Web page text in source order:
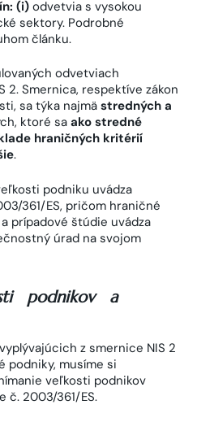
(i) odvetvia s vysokou
sektory. Podrobné
článku.
odvetviach
2. Smernica, respektíve zákon
sa týka najmästredných a
ktoré sa ako stredné
hraničných kritérií
.
podniku uvádza
361/ES, pričom hraničné
prípadové štúdie uvádza
úrad na svojom
podnikov a
z smernice NIS 2
podniky, musíme si
veľkosti podnikov
č. 2003/361/ES.